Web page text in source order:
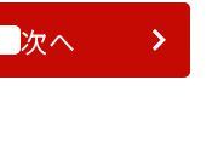
次へ